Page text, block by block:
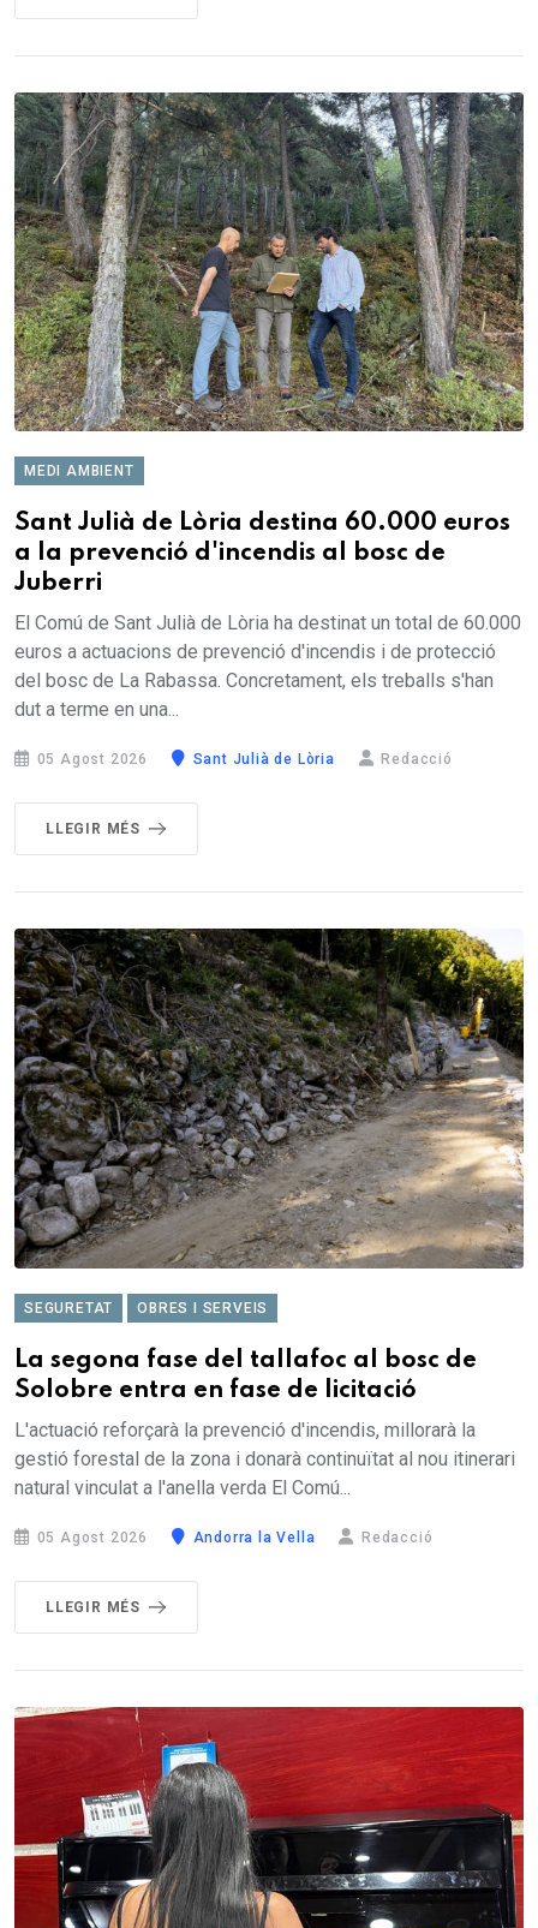
MEDI AMBIENT
Sant Julià de Lòria destina 60.000 euros
a la prevenció d'incendis al bosc de
Juberri
El Comú de Sant Julià de Lòria ha destinat un total de 60.000
euros a actuacions de prevenció d'incendis i de protecció
del bosc de La Rabassa. Concretament, els treballs s'han
dut a terme en una...
05 Agost 2026 Sant Julià de Lòria Redacció
LLEGIR MÉS
SEGURETAT OBRES I SERVEIS
La segona fase del tallafoc al bosc de
Solobre entra en fase de licitació
L'actuació reforçarà la prevenció d'incendis, millorarà la
gestió forestal de la zona i donarà continuïtat al nou itinerari
natural vinculat a l'anella verda El Comú...
05 Agost 2026 Andorra la Vella Redacció
LLEGIR MÉS